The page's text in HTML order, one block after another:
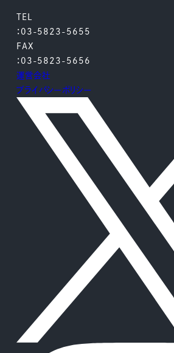
TEL
：03-5823-5655
FAX
：03-5823-5656
運営会社
プライバシーポリシー